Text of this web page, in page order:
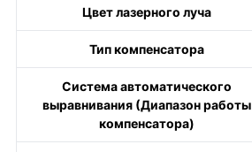
Цвет лазерного луча
Тип компенсатора
Система автоматического
выравнивания (Диапазон работы
компенсатора)